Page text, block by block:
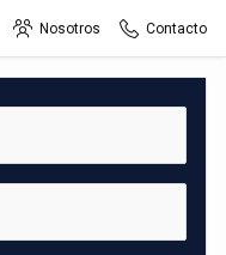
Nosotros Contacto